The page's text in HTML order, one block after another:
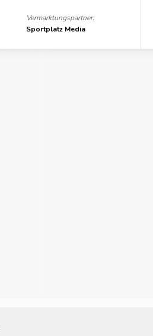
Vermarktungspartner:
Sportplatz Media